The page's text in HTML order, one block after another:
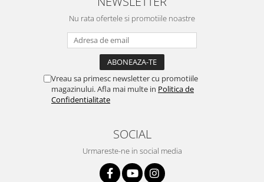
Nu rata ofertele si promotiile noastre
Vreau sa primesc newsletter cu promotiile
magazinului. Afla mai multe in Politica de
Confidentialitate
SOCIAL
Urmareste-ne in social media